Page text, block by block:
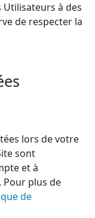
Utilisateurs à des
de respecter la
lors de votre
sont
et à
Pour plus de
de